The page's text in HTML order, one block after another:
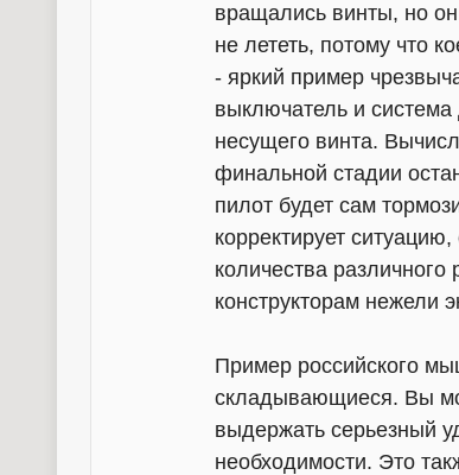
вращались винты, но
не лететь, потому что
- яркий пример
выключатель и
несущего винта.
финальной стадии
пилот будет сам
корректирует
количества
конструкторам нежели
Пример российского
складывающиеся. Вы
выдержать серьезный
необходимости. Это